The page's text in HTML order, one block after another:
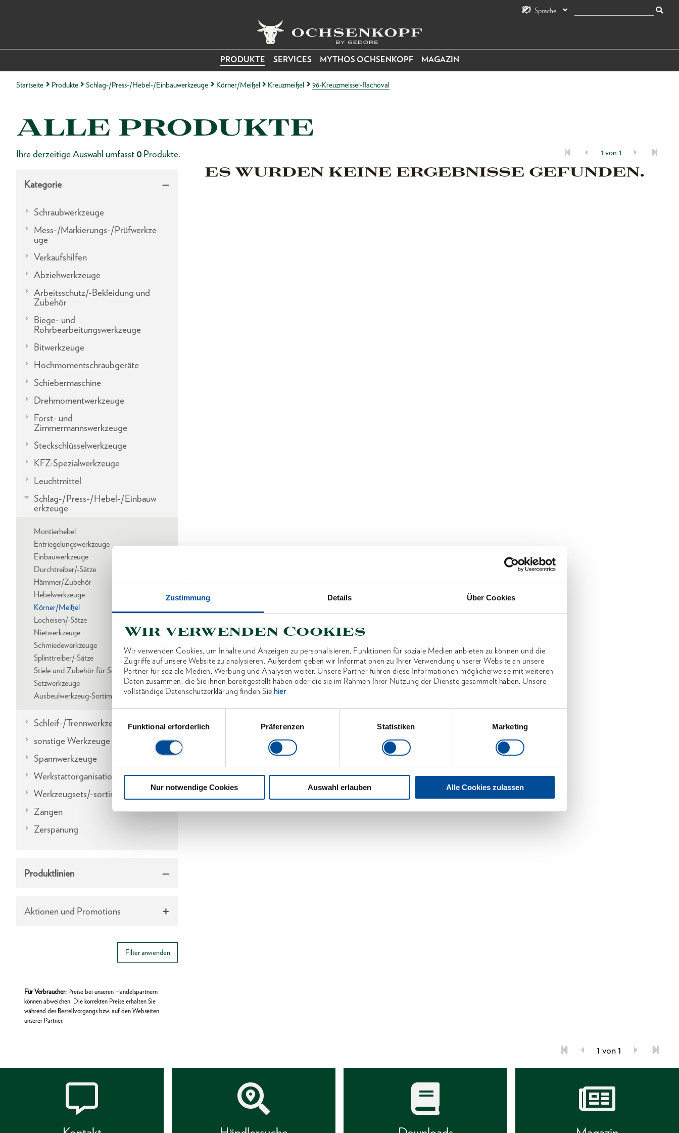
Zustimmung Details Über Cookies
Wir verwenden Cookies
Wir verwenden Cookies, um Inhalte und Anzeigen zu personalisieren, Funktionen für soziale Medien anbieten zu können und die
Zugriffe auf unsere Website zu analysieren. Außerdem geben wir Informationen zu Ihrer Verwendung unserer Website an unsere
Partner für soziale Medien, Werbung und Analysen weiter. Unsere Partner führen diese Informationen möglicherweise mit weiteren
Daten zusammen, die Sie ihnen bereitgestellt haben oder die sie im Rahmen Ihrer Nutzung der Dienste gesammelt haben. Unsere
vollständige Datenschutzerklärung finden Sie hier
Funktional erforderlich
Präferenzen Statistiken Marketing
Nur notwendige Cookies Auswahl erlauben Alle Cookies zulassen
Sprache
PRODUKTE SERVICES MYTHOS OCHSENKOPF MAGAZIN
Startseite Produkte Schlag-/Press-/Hebel-/Einbauwerkzeuge Körner/Meißel Kreuzmeißel 96-Kreuzmeissel-flachoval
ALLE PRODUKTE
Ihre derzeitige Auswahl umfasst 0 Produkte. 1 von 1
Kategorie
Schraubwerkzeuge
Mess-/Markierungs-/Prüfwerkze
uge
Verkaufshilfen
Abziehwerkzeuge
Arbeitsschutz/-Bekleidung und
Zubehör
Biege- und
Rohrbearbeitungswerkzeuge
Bitwerkzeuge
Hochmomentschraubgeräte
Schiebermaschine
Drehmomentwerkzeuge
Forst- und
Zimmermannswerkzeuge
Steckschlüsselwerkzeuge
KFZ-Spezialwerkzeuge
Leuchtmittel
Schlag-/Press-/Hebel-/Einbauw
erkzeuge
Montierhebel
Entriegelungswerkzeuge
Einbauwerkzeuge
Durchtreiber/-Sätze
Hämmer/Zubehör
Hebelwerkzeuge
Körner/Meißel
Locheisen/-Sätze
Nietwerkzeuge
Schmiedewerkzeuge
Splinttreiber/-Sätze
Stiele und Zubehör für Schlagwerkzeuge
Setzwerkzeuge
Ausbeulwerkzeug-Sortimente
Schleif-/Trennwerkzeuge
sonstige Werkzeuge
Spannwerkzeuge
Werkstattorganisation
Werkzeugsets/-sortimente
Zangen
Zerspanung
Produktlinien
Aktionen und Promotions
Filter anwenden
Für Verbraucher: Preise bei unseren Handelspartnern
können abweichen. Die korrekten Preise erhalten Sie
während des Bestellvorgangs bzw. auf den Webseiten
unserer Partner.
ES WURDEN KEINE ERGEBNISSE GEFUNDEN.
1 von 1